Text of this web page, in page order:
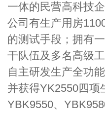
一体的民营高科技
公司有生产用房
的测试手段；拥有
干队伍及多名高级
自主研发生产全功
并获得YK2550四项
YBK9550、